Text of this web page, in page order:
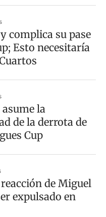
complica su pase
Esto necesitaría
la
de la derrota de
Cup
reacción de Miguel
expulsado en